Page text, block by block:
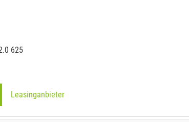
Leasinganbieter